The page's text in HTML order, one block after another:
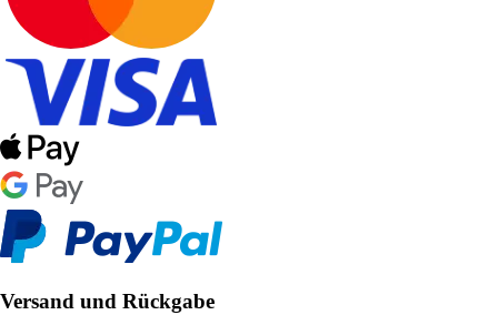
Versand und Rückgabe